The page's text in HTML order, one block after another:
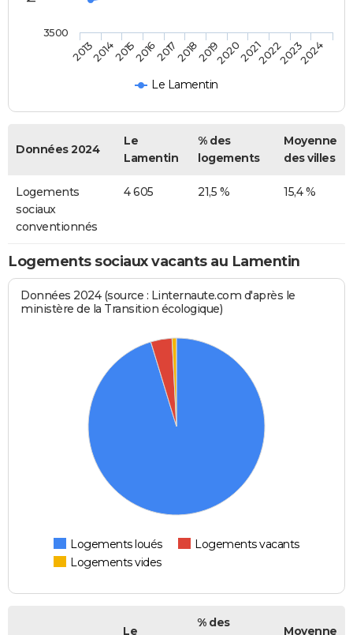
Le Lamentin
201320142015201620172018201920202021202220232024
3500
Données 2024
Le
Lamentin
% des
logements
Moyenne
des villes
Logements
sociaux
conventionnés
4 605 21,5 % 15,4 %
Logements sociaux vacants au Lamentin
Données 2024 (source : Linternaute.com d'après le
ministère de la Transition écologique)
Logements loués
Logements vacants
Logements vides
Le
% des
Moyenne